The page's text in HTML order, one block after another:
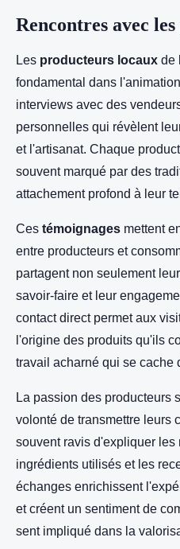
Rencontres avec
Les producteurs locaux de
fondamental dans
interviews avec des
personnelles qui révèlent
et l'artisanat. Chaque
souvent marqué par des
attachement profond à leur
Ces témoignages mettent
entre producteurs et
partagent non seulement
savoir-faire et leur
contact direct permet aux
l'origine des produits qu'ils
travail acharné qui se cache
La passion des producteurs
volonté de transmettre leurs
souvent ravis d'expliquer
ingrédients utilisés et les
échanges enrichissent
et créent un sentiment de
sent impliqué dans la